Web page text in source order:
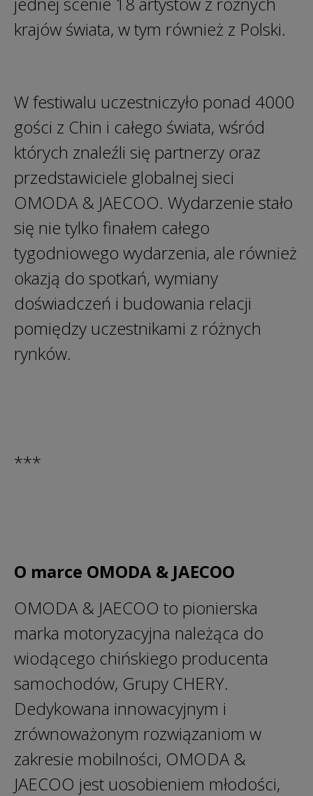
krajów świata, w tym również z Polski.
W festiwalu uczestniczyło ponad 4000
gości z Chin i całego świata, wśród
których znaleźli się partnerzy oraz
przedstawiciele globalnej sieci
OMODA & JAECOO. Wydarzenie stało
się nie tylko finałem całego
tygodniowego wydarzenia, ale również
okazją do spotkań, wymiany
doświadczeń i budowania relacji
pomiędzy uczestnikami z różnych
rynków.
***
O marce OMODA & JAECOO
OMODA & JAECOO to pionierska
marka motoryzacyjna należąca do
wiodącego chińskiego producenta
samochodów, Grupy CHERY.
Dedykowana innowacyjnym i
zrównoważonym rozwiązaniom w
zakresie mobilności, OMODA &
JAECOO jest uosobieniem młodości,